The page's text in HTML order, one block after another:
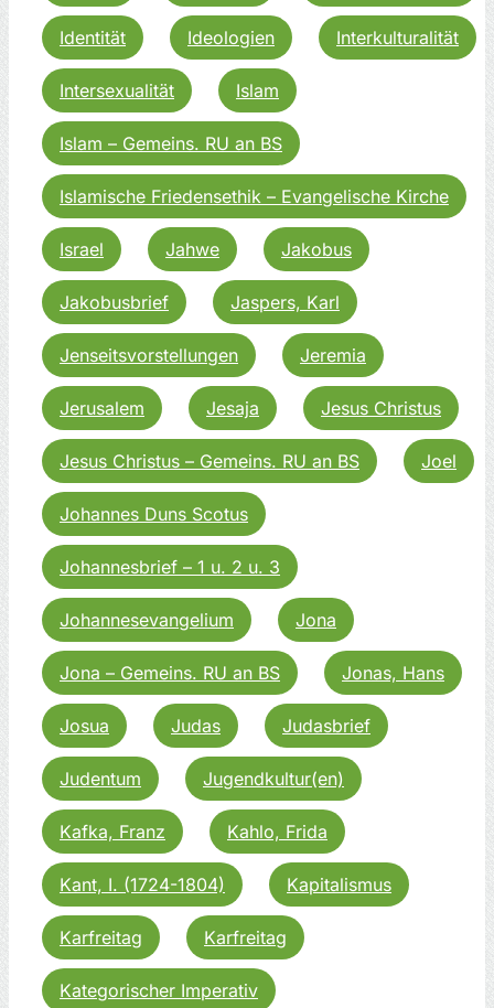
Identität Ideologien Interkulturalität
Intersexualität Islam
Islam – Gemeins. RU an BS
Islamische Friedensethik – Evangelische Kirche
Israel Jahwe Jakobus
Jakobusbrief Jaspers, Karl
Jenseitsvorstellungen Jeremia
Jerusalem Jesaja Jesus Christus
Jesus Christus – Gemeins. RU an BS Joel
Johannes Duns Scotus
Johannesbrief – 1 u. 2 u. 3
Johannesevangelium Jona
Jona – Gemeins. RU an BS Jonas, Hans
Josua Judas Judasbrief
Judentum Jugendkultur(en)
Kafka, Franz Kahlo, Frida
Kant, I. (1724-1804) Kapitalismus
Karfreitag Karfreitag
Kategorischer Imperativ